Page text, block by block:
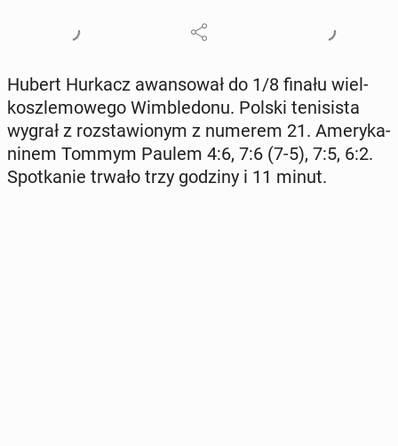
Hubert Hurkacz awan­so­wał do 1/8 finału wiel­
kosz­le­mo­we­go Wim­ble­do­nu. Polski te­ni­si­sta
wygrał z roz­sta­wio­nym z numerem 21. Ame­ry­ka­
ni­nem Tommym Paulem 4:6, 7:6 (7-5), 7:5, 6:2.
Spo­tka­nie trwało trzy godziny i 11 minut.